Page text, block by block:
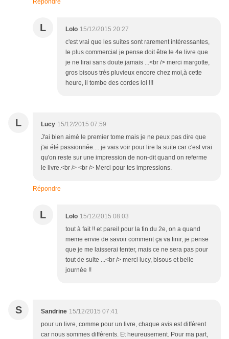
L Lolo 15/12/2015 20:27
c'est vrai que les suites sont rarement intéressantes,
le plus commercial je pense doit être le 4e livre que
je ne lirai sans doute jamais ...<br /> merci margotte,
gros bisous très pluvieux encore chez moi,à cette
heure, il tombe des cordes lol !!!
L Lucy 15/12/2015 07:59
J'ai bien aimé le premier tome mais je ne peux pas dire que
j'ai été passionnée.... je vais voir pour lire la suite car c'est vrai
qu'on reste sur une impression de non-dit quand on referme
le livre.<br /> <br /> Merci pour tes impressions.
Répondre
L Lolo 15/12/2015 08:03
tout à fait !! et pareil pour la fin du 2e, on a quand
meme envie de savoir comment ça va finir, je pense
que je me laisserai tenter, mais ce ne sera pas pour
tout de suite ...<br /> merci lucy, bisous et belle
journée !!
S Sandrine 15/12/2015 07:41
pour un livre, comme pour un livre, chaque avis est différent
car nous sommes différents. Et heureusement. Pour ma part,